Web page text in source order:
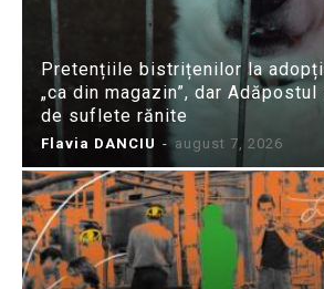
Pretențiile bistrițenilor la
„ca din magazin”, dar
de suflete rănite
Flavia DANCIU - august 7, 2026